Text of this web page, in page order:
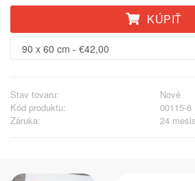
KÚPIŤ
Stav tovaru:
Nové
Kód produktu:
00115-6
Záruka:
24